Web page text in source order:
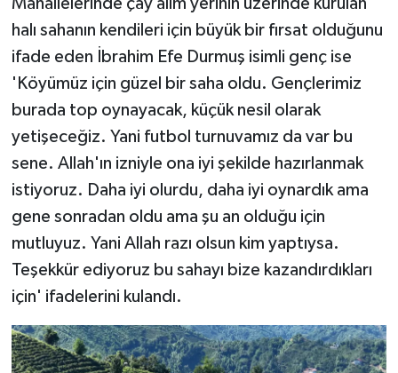
halı sahanın kendileri için büyük bir fırsat olduğunu
ifade eden İbrahim Efe Durmuş isimli genç ise
'Köyümüz için güzel bir saha oldu. Gençlerimiz
burada top oynayacak, küçük nesil olarak
yetişeceğiz. Yani futbol turnuvamız da var bu
sene. Allah'ın izniyle ona iyi şekilde hazırlanmak
istiyoruz. Daha iyi olurdu, daha iyi oynardık ama
gene sonradan oldu ama şu an olduğu için
mutluyuz. Yani Allah razı olsun kim yaptıysa.
Teşekkür ediyoruz bu sahayı bize kazandırdıkları
için' ifadelerini kulandı.